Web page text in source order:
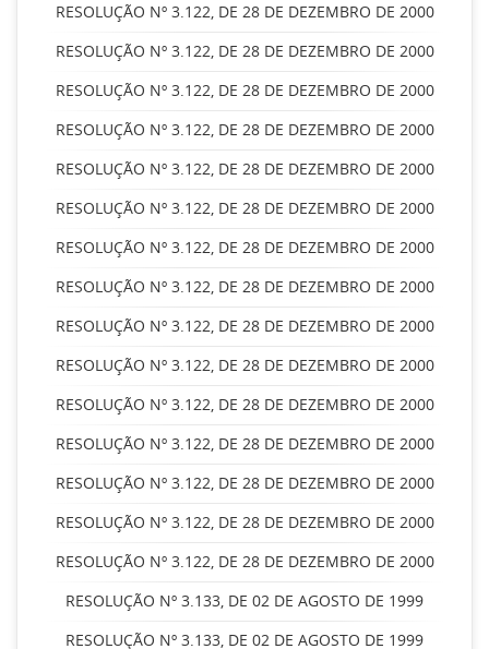
RESOLUÇÃO Nº 3.122, DE 28 DE DEZEMBRO DE 2000
RESOLUÇÃO Nº 3.122, DE 28 DE DEZEMBRO DE 2000
RESOLUÇÃO Nº 3.122, DE 28 DE DEZEMBRO DE 2000
RESOLUÇÃO Nº 3.122, DE 28 DE DEZEMBRO DE 2000
RESOLUÇÃO Nº 3.122, DE 28 DE DEZEMBRO DE 2000
RESOLUÇÃO Nº 3.122, DE 28 DE DEZEMBRO DE 2000
RESOLUÇÃO Nº 3.122, DE 28 DE DEZEMBRO DE 2000
RESOLUÇÃO Nº 3.122, DE 28 DE DEZEMBRO DE 2000
RESOLUÇÃO Nº 3.122, DE 28 DE DEZEMBRO DE 2000
RESOLUÇÃO Nº 3.122, DE 28 DE DEZEMBRO DE 2000
RESOLUÇÃO Nº 3.122, DE 28 DE DEZEMBRO DE 2000
RESOLUÇÃO Nº 3.122, DE 28 DE DEZEMBRO DE 2000
RESOLUÇÃO Nº 3.122, DE 28 DE DEZEMBRO DE 2000
RESOLUÇÃO Nº 3.122, DE 28 DE DEZEMBRO DE 2000
RESOLUÇÃO Nº 3.122, DE 28 DE DEZEMBRO DE 2000
RESOLUÇÃO Nº 3.133, DE 02 DE AGOSTO DE 1999
RESOLUÇÃO Nº 3.133, DE 02 DE AGOSTO DE 1999